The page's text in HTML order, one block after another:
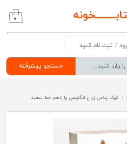
خونه
جستجو پیشرفته
/ ثبت نام کنید
۰
تیک پلاس زبان انگلیسی یازدهم خط سفید